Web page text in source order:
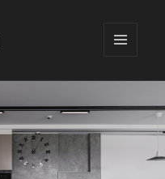
小工具